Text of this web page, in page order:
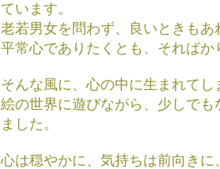
ています。
老若男女を問わず、良いときも
平常心でありたくとも、それば
そんな風に、心の中に生まれて
絵の世界に遊びながら、少しで
ました。
心は穏やかに、気持ちは前向き